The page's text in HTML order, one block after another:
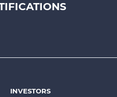
INVESTORS